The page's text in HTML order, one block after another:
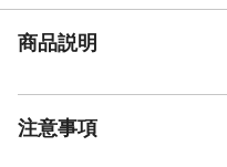
商品説明
注意事項